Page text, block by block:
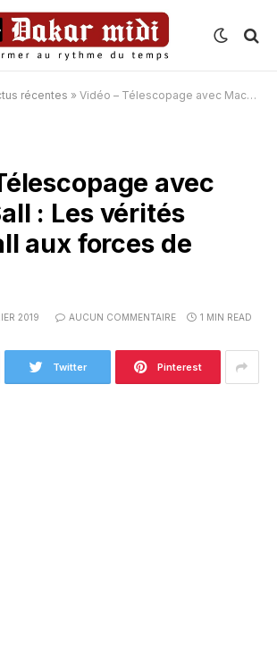
récentes » Vidéo – Télescopage avec Macky Sall : Les vérités d’Issa Sall aux forces de l’ordre
avec
: Les vérités
aux forces de
2019 AUCUN COMMENTAIRE 1 MIN READ
Twitter Pinterest